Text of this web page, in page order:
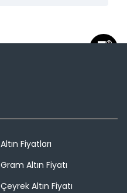
Altın Fiyatları
Gram Altın Fiyatı
Çeyrek Altın Fiyatı